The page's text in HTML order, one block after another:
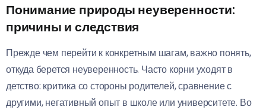
Понимание природы неуверенности:
причины и следствия
Прежде чем перейти к конкретным шагам, важно понять,
откуда берется неуверенность. Часто корни уходят в
детство: критика со стороны родителей, сравнение с
другими, негативный опыт в школе или университете. Во